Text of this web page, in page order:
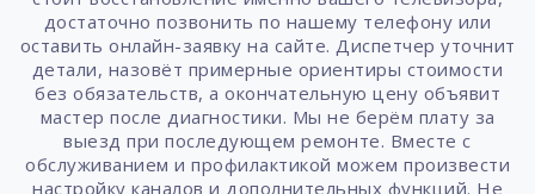
достаточно позвонить по нашему телефону или
оставить онлайн-заявку на сайте. Диспетчер уточнит
детали, назовёт примерные ориентиры стоимости
без обязательств, а окончательную цену объявит
мастер после диагностики. Мы не берём плату за
выезд при последующем ремонте. Вместе с
обслуживанием и профилактикой можем произвести
настройку каналов и дополнительных функций. Не